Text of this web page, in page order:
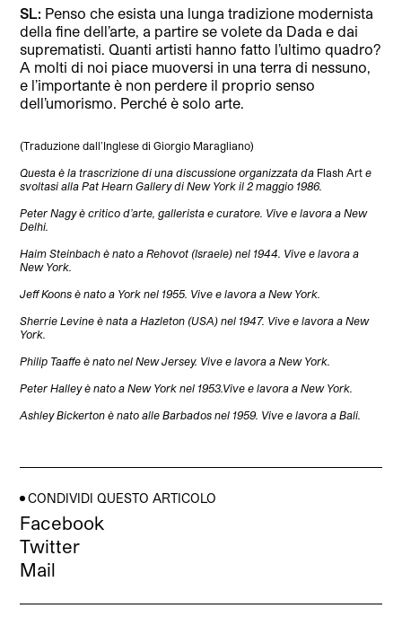
SL: Penso che esista una lunga tradizione modernista
della fine dell’arte, a partire se volete da Dada e dai
suprematisti. Quanti artisti hanno fatto l’ultimo quadro?
A molti di noi piace muoversi in una terra di nessuno,
e l’importante è non perdere il proprio senso
dell’umorismo. Perché è solo arte.
(Traduzione dall’Inglese di Giorgio Maragliano)
Questa è la trascrizione di una discussione organizzata da Flash Art e
svoltasi alla Pat Hearn Gallery di New York il 2 maggio 1986.
Peter Nagy è critico d’arte, gallerista e curatore. Vive e lavora a New
Delhi.
Haim Steinbach è nato a Rehovot (Israele) nel 1944. Vive e lavora a
New York.
Jeff Koons è nato a York nel 1955. Vive e lavora a New York.
Sherrie Levine è nata a Hazleton (USA) nel 1947. Vive e lavora a New
York.
Philip Taaffe è nato nel New Jersey. Vive e lavora a New York.
Peter Halley è nato a New York nel 1953.Vive e lavora a New York.
Ashley Bickerton è nato alle Barbados nel 1959. Vive e lavora a Bali.
CONDIVIDI QUESTO ARTICOLO
Facebook
Twitter
Mail